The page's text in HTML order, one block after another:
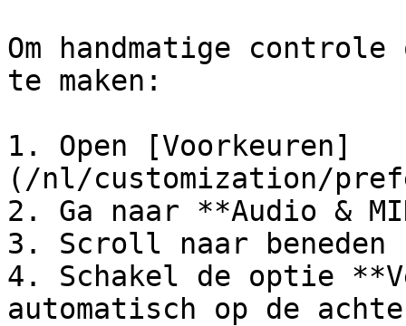
Om handmatige
te maken:
1. Open [Voorkeuren]
(/nl/customization/
2. Ga naar **Audio &
3. Scroll naar
4. Schakel de optie
automatisch op de